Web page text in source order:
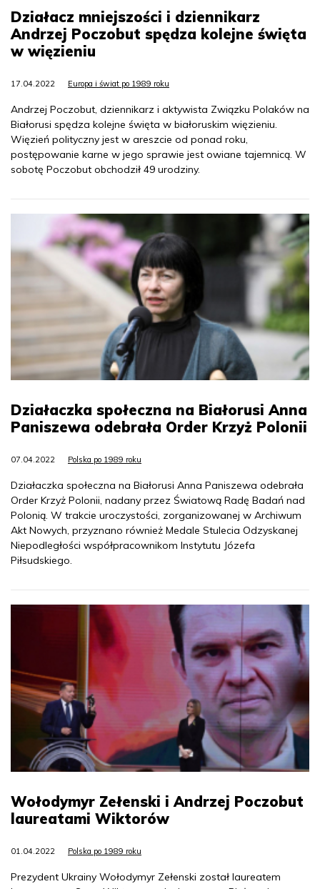
Działacz mniejszości i dziennikarz
Andrzej Poczobut spędza kolejne święta
w więzieniu
17.04.2022 Europa i świat po 1989 roku
Andrzej Poczobut, dziennikarz i aktywista Związku Polaków na
Białorusi spędza kolejne święta w białoruskim więzieniu.
Więzień polityczny jest w areszcie od ponad roku,
postępowanie karne w jego sprawie jest owiane tajemnicą. W
sobotę Poczobut obchodził 49 urodziny.
Działaczka społeczna na Białorusi Anna
Paniszewa odebrała Order Krzyż Polonii
07.04.2022 Polska po 1989 roku
Działaczka społeczna na Białorusi Anna Paniszewa odebrała
Order Krzyż Polonii, nadany przez Światową Radę Badań nad
Polonią. W trakcie uroczystości, zorganizowanej w Archiwum
Akt Nowych, przyznano również Medale Stulecia Odzyskanej
Niepodległości współpracownikom Instytutu Józefa
Piłsudskiego.
Wołodymyr Zełenski i Andrzej Poczobut
laureatami Wiktorów
01.04.2022 Polska po 1989 roku
Prezydent Ukrainy Wołodymyr Zełenski został laureatem